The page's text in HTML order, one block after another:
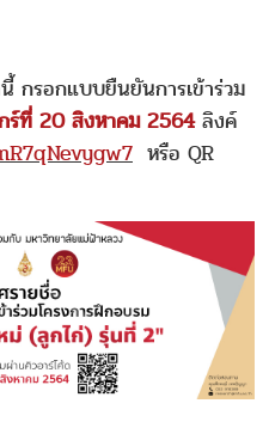
กรอกแบบยืนยันการเข้าร่วม
ร์ที่ 20 สิงหาคม 2564ลิงค์
หรือ QR